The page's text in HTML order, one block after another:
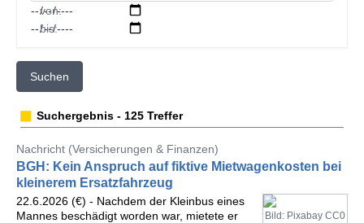
von:
bis:
Suchen
Suchergebnis - 125 Treffer
Nachricht (Versicherungen & Finanzen)
BGH: Kein Anspruch auf fiktive Mietwagenkosten bei
kleinerem Ersatzfahrzeug
Bild: Pixabay CC0
22.6.2026 (€) - Nachdem der Kleinbus eines
Mannes beschädigt worden war, mietete er